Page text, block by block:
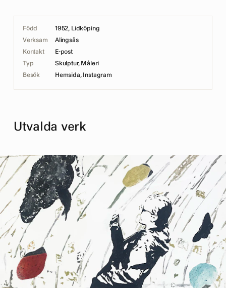
Född
1952, Lidköping
Verksam
Alingsås
Kontakt
E-post
Typ
Skulptur, Måleri
Besök
Hemsida, Instagram
Utvalda verk